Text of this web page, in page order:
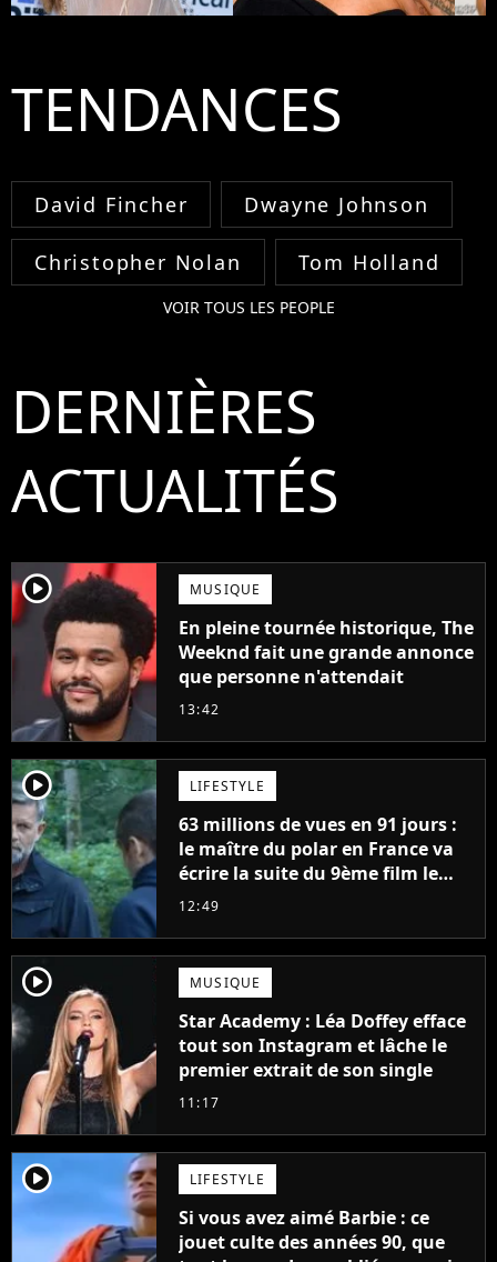
TENDANCES
David Fincher Dwayne Johnson
Christopher Nolan Tom Holland
VOIR TOUS LES PEOPLE
DERNIÈRES
ACTUALITÉS
player2 MUSIQUE
En pleine tournée historique, The
Weeknd fait une grande annonce
que personne n'attendait
13:42
player2 LIFESTYLE
63 millions de vues en 91 jours :
le maître du polar en France va
écrire la suite du 9ème film le
plus regardé sur Netflix
12:49
player2 MUSIQUE
Star Academy : Léa Doffey efface
tout son Instagram et lâche le
premier extrait de son single
11:17
player2 LIFESTYLE
Si vous avez aimé Barbie : ce
jouet culte des années 90, que